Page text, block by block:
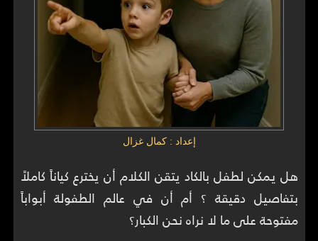
ENGLISH
إعداد : كمال غزال
هل يمكن لطفل بالكاد يتقن الكلام أن يخترع كياناً كاملاً
بتفاصيل دقيقة ؟ أم أن في عالم الطفولة أبواباً
مفتوحة على ما لا نراه نحن الكبار؟